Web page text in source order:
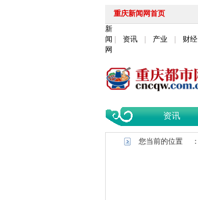
重庆新闻网首页
新
闻
网
资讯 产业 财经
资讯
您当前的位置 ：